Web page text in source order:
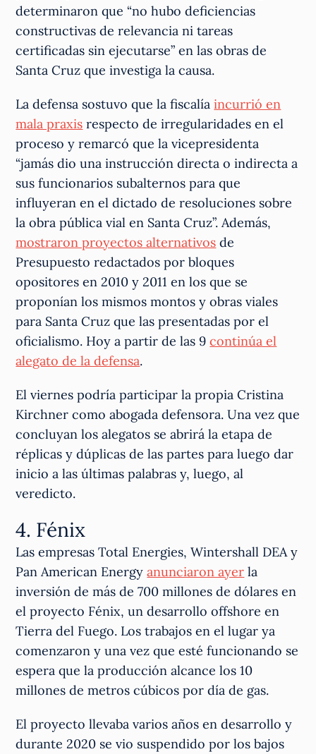
determinaron que “no hubo deficiencias
constructivas de relevancia ni tareas
certificadas sin ejecutarse” en las obras de
Santa Cruz que investiga la causa.
La defensa sostuvo que la fiscalíaincurrió en
mala praxis respecto de irregularidades en el
proceso y remarcó que la vicepresidenta
“jamás dio una instrucción directa o indirecta a
sus funcionarios subalternos para que
influyeran en el dictado de resoluciones sobre
la obra pública vial en Santa Cruz”. Además,
mostraron proyectos alternativos de
Presupuesto redactados por bloques
opositores en 2010 y 2011 en los que se
proponían los mismos montos y obras viales
para Santa Cruz que las presentadas por el
oficialismo. Hoy a partir de las 9continúa el
alegato de la defensa.
El viernes podría participar la propia Cristina
Kirchner como abogada defensora. Una vez que
concluyan los alegatos se abrirá la etapa de
réplicas y dúplicas de las partes para luego dar
inicio a las últimas palabras y, luego, al
veredicto.
4. Fénix
Las empresas Total Energies, Wintershall DEA y
Pan American Energyanunciaron ayer la
inversión de más de 700 millones de dólares en
el proyecto Fénix, un desarrollo offshore en
Tierra del Fuego. Los trabajos en el lugar ya
comenzaron y una vez que esté funcionando se
espera que la producción alcance los 10
millones de metros cúbicos por día de gas.
El proyecto llevaba varios años en desarrollo y
durante 2020 se vio suspendido por los bajos